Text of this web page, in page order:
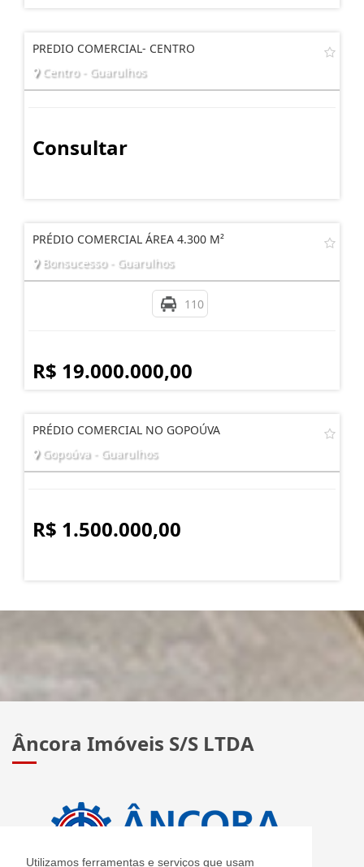
Utilizamos ferramentas e serviços que usam
PREDIO COMERCIAL- CENTRO
Centro - Guarulhos
Consultar
PRÉDIO COMERCIAL ÁREA 4.300 M²
Bonsucesso - Guarulhos
110
R$ 19.000.000,00
PRÉDIO COMERCIAL NO GOPOÚVA
Gopoúva - Guarulhos
R$ 1.500.000,00
Âncora Imóveis S/S LTDA